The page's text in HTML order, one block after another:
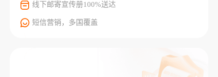
线下邮寄宣传册100%送达
短信营销，多国覆盖